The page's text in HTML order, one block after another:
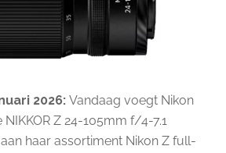
2026: Vandaag voegt Nikon
Z 24-105mm f/4-7.1
haar assortiment Nikon Z full-